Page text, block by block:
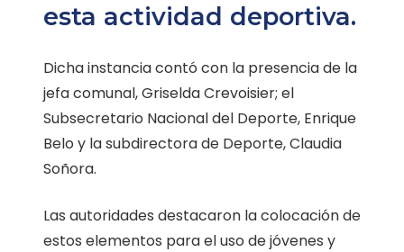
esta actividad deportiva.
Dicha instancia contó con la presencia de la
jefa comunal, Griselda Crevoisier; el
Subsecretario Nacional del Deporte, Enrique
Belo y la subdirectora de Deporte, Claudia
Soñora.
Las autoridades destacaron la colocación de
estos elementos para el uso de jóvenes y